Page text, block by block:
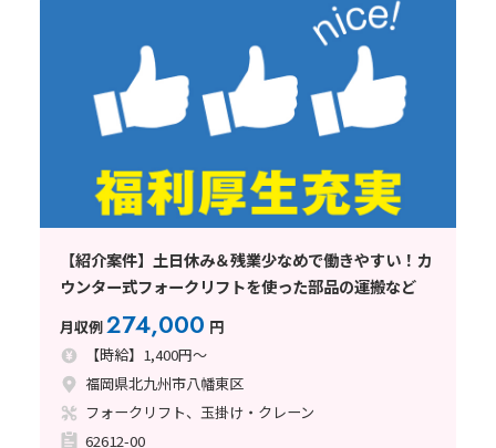
【紹介案件】土日休み＆残業少なめで働きやすい！カ
ウンター式フォークリフトを使った部品の運搬など
月収例274,000 円
【時給】1,400円～
福岡県北九州市八幡東区
フォークリフト、玉掛け・クレーン
62612-00